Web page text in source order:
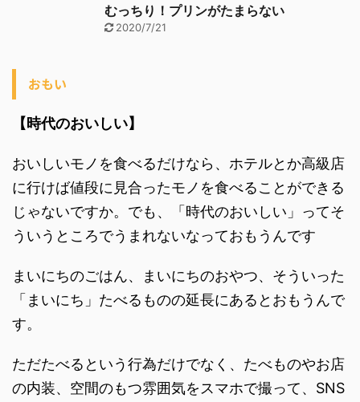
むっちり！プリンがたまらない
2020/7/21
おもい
【時代のおいしい】
おいしいモノを食べるだけなら、ホテルとか高級店
に行けば値段に見合ったモノを食べることができる
じゃないですか。でも、「時代のおいしい」ってそ
ういうところでうまれないなっておもうんです
まいにちのごはん、まいにちのおやつ、そういった
「まいにち」たべるものの延長にあるとおもうんで
す。
ただたべるという行為だけでなく、たべものやお店
の内装、空間のもつ雰囲気をスマホで撮って、SNS